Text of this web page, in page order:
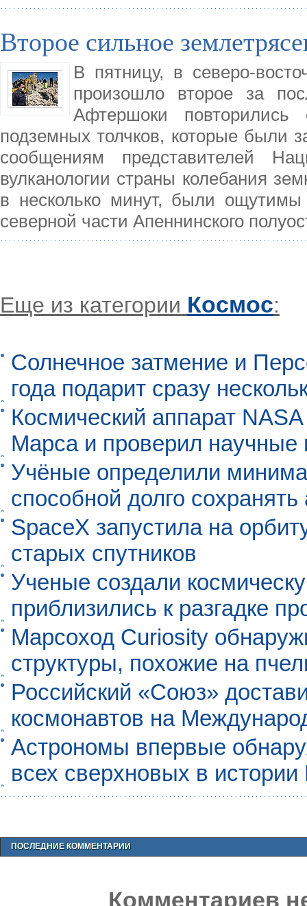
Второе сильное
В пятницу, в северо-
произошло второе за
Афтершоки
подземных толчков, которые были
сообщениям представителей
вулканологии страны колебания
в несколько минут, были
северной части Апеннинского
Еще из категории Космос:
Солнечное затмение и
года подарит сразу
Космический аппарат
Марса и проверил научные
Учёные определили
способной долго
SpaceX запустила на
старых спутников
Ученые создали
приблизились к разгадке
Марсоход Curiosity
структуры, похожие на
Российский «Союз»
космонавтов на
Астрономы впервые
всех сверхновых в
ПОСЛЕДНИЕ КОММЕНТАРИИ
Комментариев